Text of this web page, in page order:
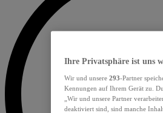
Ihre Privatsphäre ist uns
Wir und unsere 293-Partner
Kennungen auf Ihrem Gerät zu.
„Wir und unsere Partner
deaktiviert sind, sind manche